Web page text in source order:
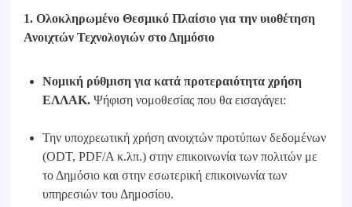
1. Ολοκληρωμένο Θεσμικό Πλαίσιο για την υιοθέτηση
Ανοιχτών Τεχνολογιών στο Δημόσιο
Νομική ρύθμιση για κατά προτεραιότητα χρήση
ΕΛΛΑΚ. Ψήφιση νομοθεσίας που θα εισαγάγει:
Την υποχρεωτική χρήση ανοιχτών προτύπων δεδομένων
(ODT, PDF/A κ.λπ.) στην επικοινωνία των πολιτών με
το Δημόσιο και στην εσωτερική επικοινωνία των
υπηρεσιών του Δημοσίου.